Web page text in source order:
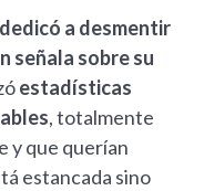
a desmentir
señala sobre su
estadísticas
, totalmente
y que querían
estancada sino